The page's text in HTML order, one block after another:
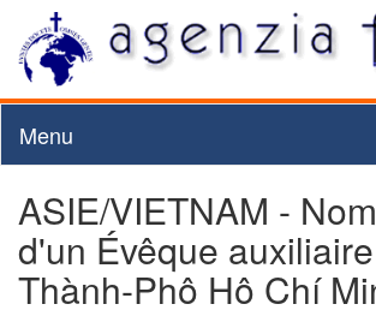
Menu
ASIE/VIETNAM -
d'un Évêque
Thành-Phô Hô Chí